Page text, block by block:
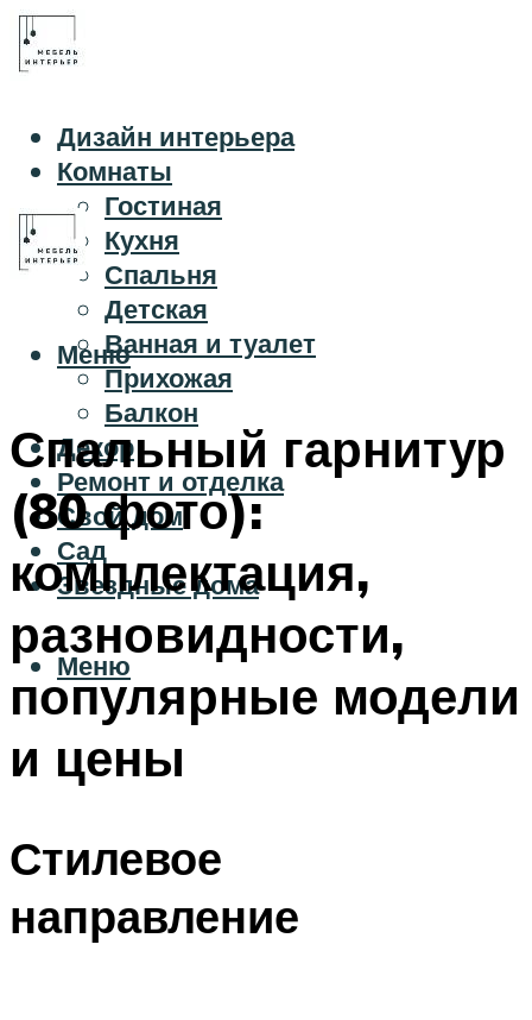
Дизайн интерьера
Комнаты
Гостиная
Кухня
Спальня
Детская
Ванная и туалет
Прихожая
Балкон
Декор
Ремонт и отделка
Свой дом
Сад
Звездные дома
Меню
Меню
Спальный гарнитур
(80 фото):
комплектация,
разновидности,
популярные модели
и цены
Стилевое
направление